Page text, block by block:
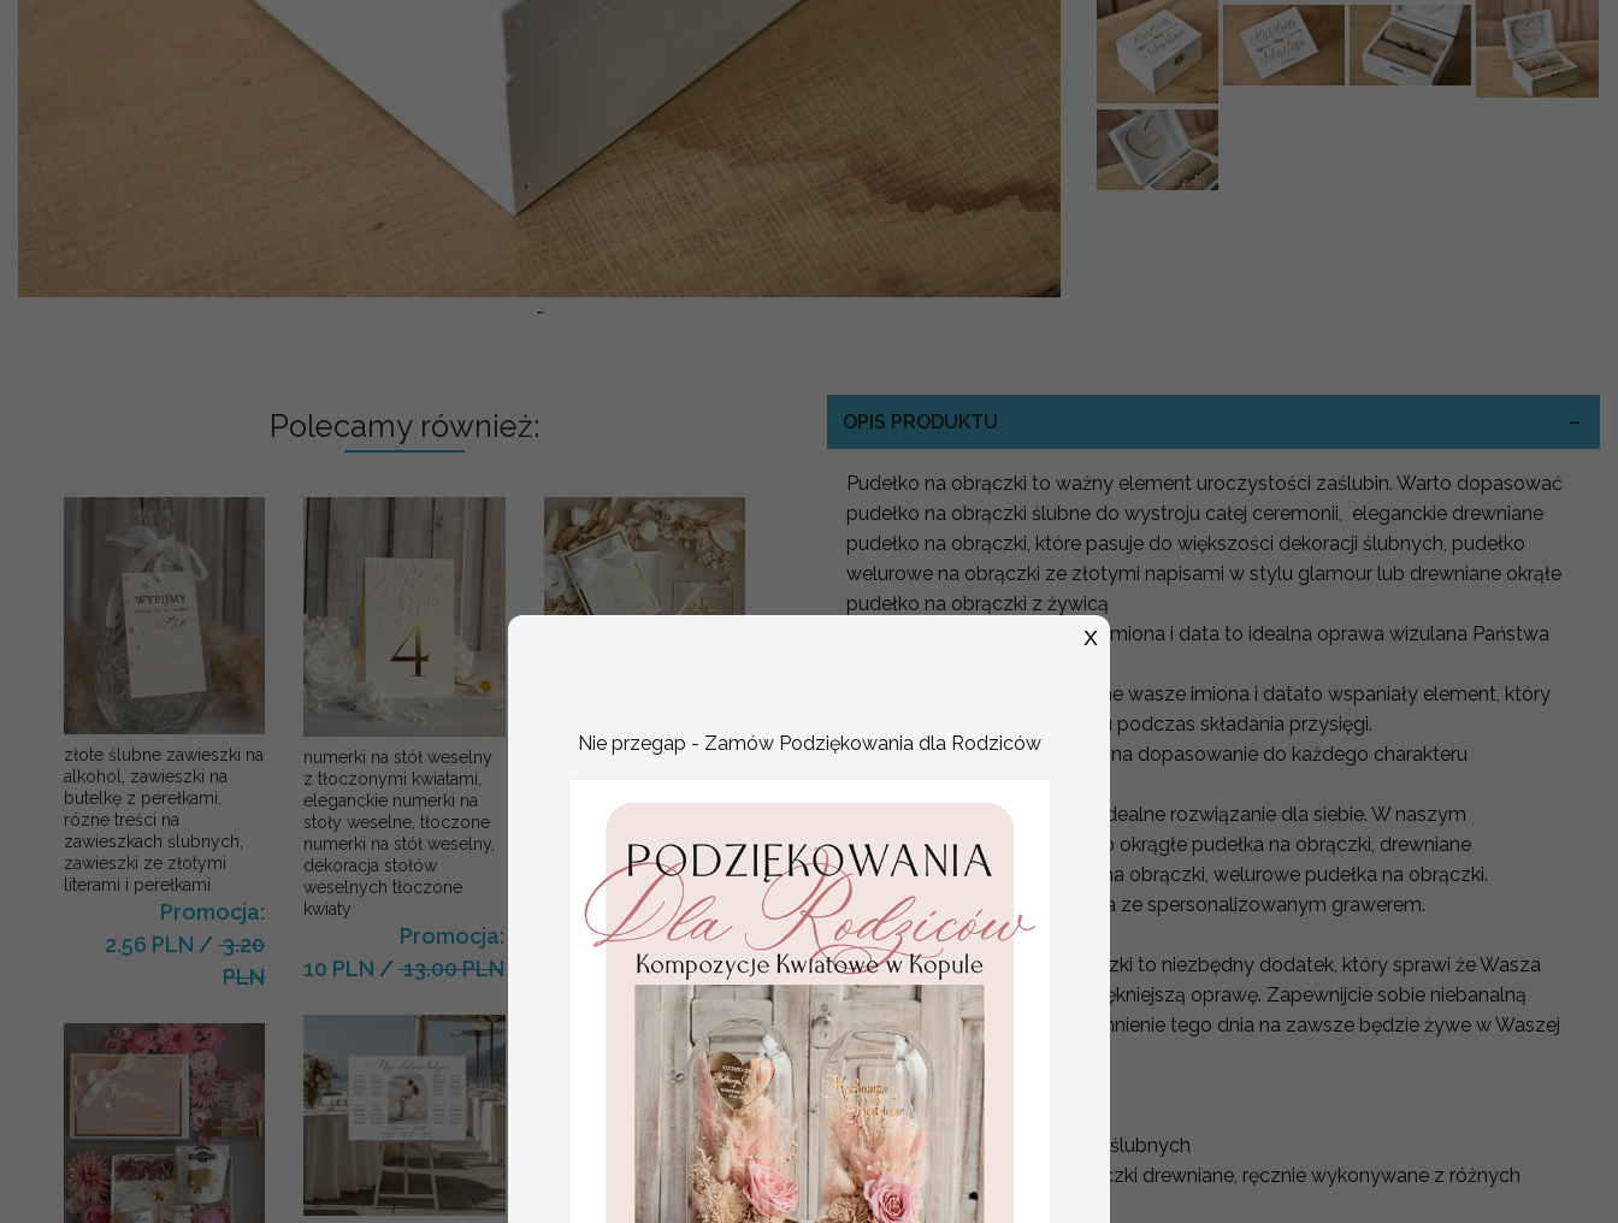
-
Polecamy również:
złote ślubne zawieszki na
alkohol, zawieszki na
butelkę z perełkami,
rózne treści na
zawieszkach ślubnych,
zawieszki ze złotymi
literami i perełkami
Promocja:
2.56 PLN /3.20
PLN
numerki na stół weselny
z tłoczonymi kwiatami,
eleganckie numerki na
stoły weselne, tłoczone
numerki na stół weselny,
dekoracja stołów
weselnych tłoczone
kwiaty
Promocja:
10 PLN /13.00 PLN
Statuetka pamiątka
Pierwszej Komunii w
personalizowana
Pamiątka Komunijna
opakowanie na pieniądze
Promocja:
85.00 PLN/ 105.00
PLN
OPIS PRODUKTU
Pudełko na obrączki to ważny element uroczystości zaślubin. Warto dopasować
pudełko na obrączki ślubne do wystroju całej ceremonii, eleganckie drewniane
pudełko na obrączki, które pasuje do większości dekoracji ślubnych, pudełko
welurowe na obrączki ze złotymi napisami w stylu glamour lub drewniane okrąłe
pudełko na obrączki z żywicą
szkatułka na obrączki wasze imiona i data to idealna oprawa wizulana Państwa
pudełeczko na obrączki ślubne wasze imiona i datato wspaniały element, który
doda niezapomnianego uroku podczas składania przysięgi.
Wiele wzorów i form pozwoli na dopasowanie do każdego charakteru
Z pewnością każdy znajdzie idealne rozwiązanie dla siebie. W naszym
asortymencie znajdą Państwo okrągłe pudełka na obrączki, drewniane
szkatułki, klasyczne skrzynki na obrączki, welurowe pudełka na obrączki.
Proponujemy również pudełka ze spersonalizowanym grawerem.
Eleganckie szkatułki na obrączki to niezbędny dodatek, który sprawi że Wasza
ceremonia będzie miała najpiękniejszą oprawę. Zapewnijcie sobie niebanalną
pamiątkę, dzięki której wspomnienie tego dnia na zawsze będzie żywe w Waszej
pamięci!
Piękne opakowanie obrączek ślubnych
Wyjątkowe szkatułki na obrączki drewniane, ręcznie wykonywane z różnych
materiałów
Nie przegap - Zamów Podziękowania dla Rodziców
X